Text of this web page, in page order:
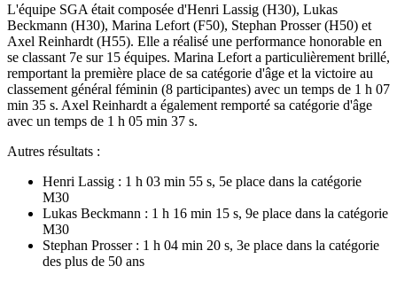
L'équipe SGA était composée d'Henri Lassig (H30), Lukas
Beckmann (H30), Marina Lefort (F50), Stephan Prosser (H50) et
Axel Reinhardt (H55). Elle a réalisé une performance honorable en
se classant 7e sur 15 équipes. Marina Lefort a particulièrement brillé,
remportant la première place de sa catégorie d'âge et la victoire au
classement général féminin (8 participantes) avec un temps de 1 h 07
min 35 s. Axel Reinhardt a également remporté sa catégorie d'âge
avec un temps de 1 h 05 min 37 s.
Autres résultats :
Henri Lassig : 1 h 03 min 55 s, 5e place dans la catégorie
M30
Lukas Beckmann : 1 h 16 min 15 s, 9e place dans la catégorie
M30
Stephan Prosser : 1 h 04 min 20 s, 3e place dans la catégorie
des plus de 50 ans